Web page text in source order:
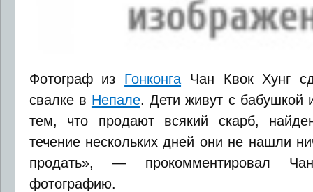
Фотограф из Гонконга Чан Квок Хунг
свалке в Непале. Дети живут с бабушкой
тем, что продают всякий скарб,
течение нескольких дней они не нашли
продать», — прокомментировал
фотографию.